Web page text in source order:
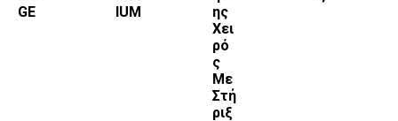
GE
IUM
ης
Χει
ρό
ς
Με
Στή
ριξ